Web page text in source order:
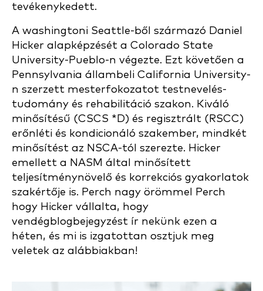
tevékenykedett.
A washingtoni Seattle-ből származó Daniel
Hicker alapképzését a Colorado State
University-Pueblo-n végezte. Ezt követően a
Pennsylvania állambeli California University-
n szerzett mesterfokozatot testnevelés-
tudomány és rehabilitáció szakon. Kiváló
minősítésű (CSCS *D) és regisztrált (RSCC)
erőnléti és kondicionáló szakember, mindkét
minősítést az NSCA-tól szerezte. Hicker
emellett a NASM által minősített
teljesítménynövelő és korrekciós gyakorlatok
szakértője is. Perch nagy örömmel Perch
hogy Hicker vállalta, hogy
vendégblogbejegyzést ír nekünk ezen a
héten, és mi is izgatottan osztjuk meg
veletek az alábbiakban!